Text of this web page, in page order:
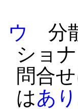
ウ
分
ショ
問合
はあ